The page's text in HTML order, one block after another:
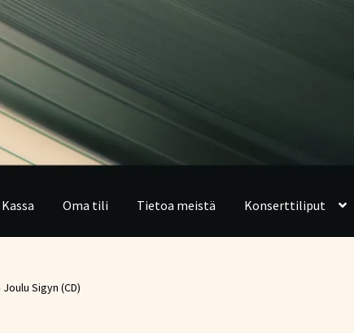
Kassa Oma tili Tietoa meistä Konserttiliput
Sigyn (CD)